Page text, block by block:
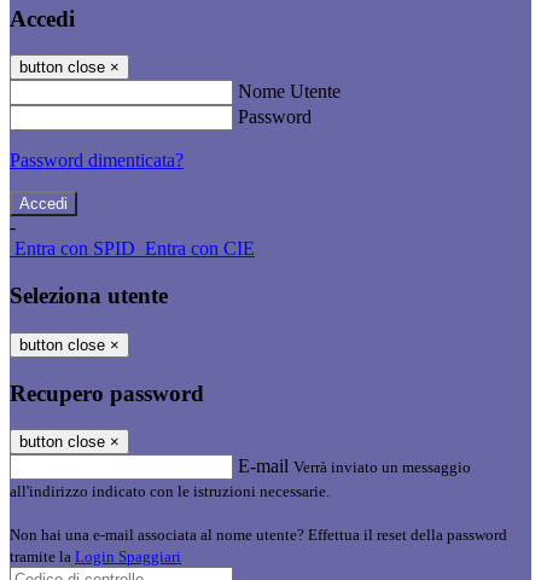
Accedi
button close ×
Nome Utente
Password
Password dimenticata?
-
Entra con SPID Entra con CIE
Seleziona utente
button close ×
Recupero password
button close ×
E-mail Verrà inviato un messaggio
all'indirizzo indicato con le istruzioni necessarie.
Non hai una e-mail associata al nome utente? Effettua il reset della password
tramite la Login Spaggiari